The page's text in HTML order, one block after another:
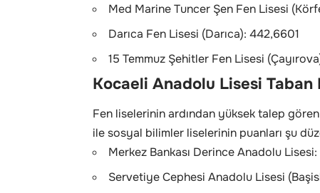
Med Marine Tuncer Şen Fen Lisesi
Darıca Fen Lisesi (Darıca): 442,6601
15 Temmuz Şehitler Fen Lisesi
Kocaeli Anadolu Lisesi Taban
Fen liselerinin ardından yüksek talep
ile sosyal bilimler liselerinin puanları şu
Merkez Bankası Derince Anadolu
Servetiye Cephesi Anadolu Lisesi